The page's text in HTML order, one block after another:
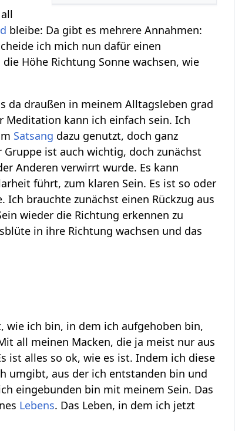
bleibe: Da gibt es mehrere Annahmen:
ich mich nun dafür einen
Höhe Richtung Sonne wachsen, wie
da draußen in meinem Alltagsleben grad
Meditation kann ich einfach sein. Ich
Satsang dazu genutzt, doch ganz
ist auch wichtig, doch zunächst
Anderen verwirrt wurde. Es kann
führt, zum klaren Sein. Es ist so oder
brauchte zunächst einen Rückzug aus
wieder die Richtung erkennen zu
in ihre Richtung wachsen und das
wie ich bin, in dem ich aufgehoben bin,
all meinen Macken, die ja meist nur aus
ist alles so ok, wie es ist. Indem ich diese
umgibt, aus der ich entstanden bin und
eingebunden bin mit meinem Sein. Das
Lebens. Das Leben, in dem ich jetzt